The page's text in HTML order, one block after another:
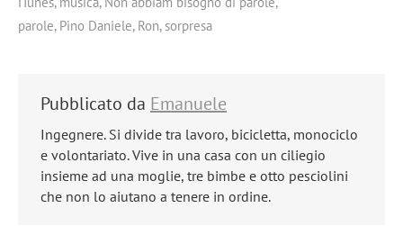
parole, Pino Daniele, Ron,sorpresa
Pubblicato da Emanuele
Ingegnere. Si divide tra lavoro, bicicletta, monociclo
e volontariato. Vive in una casa con un ciliegio
insieme ad una moglie, tre bimbe e otto pesciolini
che non lo aiutano a tenere in ordine.